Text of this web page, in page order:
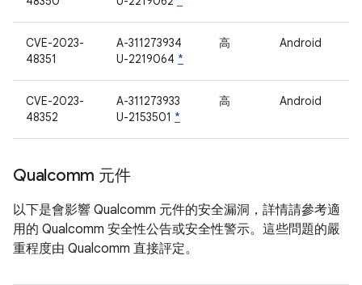
CVE-2023-
48351
A-311273934
U-2219064 *
高 Android
CVE-2023-
48352
A-311273933
U-2153501 *
高 Android
Qualcomm 元件
以下是會影響 Qualcomm 元件的安全漏洞，詳情請參考適
用的 Qualcomm 安全性公告或安全性警示。這些問題的嚴
重程度由 Qualcomm 直接評定。